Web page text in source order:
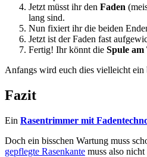
Jetzt müsst ihr den Faden
lang sind.
Nun fixiert ihr die beiden
Jetzt ist der Faden fast
Fertig! Ihr könnt die Spule am
Anfangs wird euch dies vielleicht ein
Fazit
Ein Rasentrimmer mit
Doch ein bisschen Wartung muss
gepflegte Rasenkante muss also nicht